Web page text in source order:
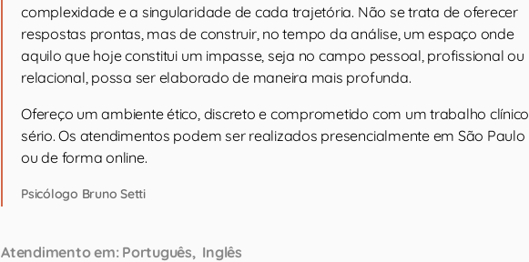
complexidade e a singularidade de cada trajetória. Não se trata de oferecer
respostas prontas, mas de construir, no tempo da análise, um espaço onde
aquilo que hoje constitui um impasse, seja no campo pessoal, profissional ou
relacional, possa ser elaborado de maneira mais profunda.
Ofereço um ambiente ético, discreto e comprometido com um trabalho clínico
sério. Os atendimentos podem ser realizados presencialmente em São Paulo
ou de forma online.
Psicólogo Bruno Setti
Atendimento em: Português Inglês